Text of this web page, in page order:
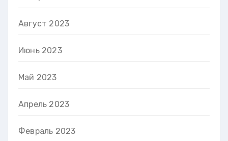
Август 2023
Июнь 2023
Май 2023
Апрель 2023
Февраль 2023